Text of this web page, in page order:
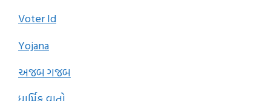
Voter Id
Yojana
અજબ ગજબ